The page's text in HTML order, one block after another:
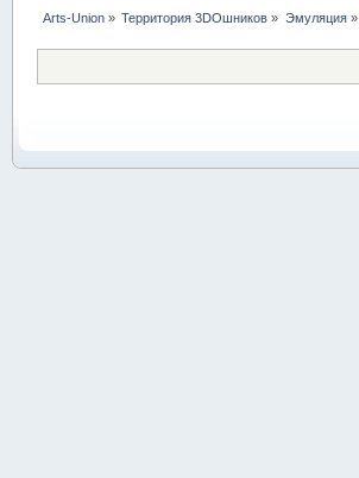
Arts-Union » Территория 3DOшников » Эмуляция»